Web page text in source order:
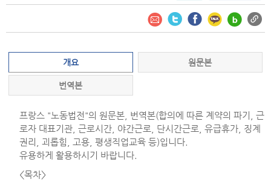
개요 원문본
번역본
프랑스 "노동법전"의 원문본, 번역본(합의에 따른 계약의 파기, 근
로자 대표기관, 근로시간, 야간근로, 단시간근로, 유급휴가, 징계
권리, 괴롭힘, 고용, 평생직업교육 등)입니다.
유용하게 활용하시기 바랍니다.
<목차>